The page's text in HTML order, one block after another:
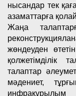
нысандар тек
азаматтарға
Жаңа
жөндеуден
қолжетімділік
талаптар
мәдениет,